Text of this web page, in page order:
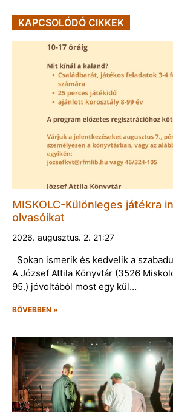
KAPCSOLÓDÓ CIKKEK
MISKOLC-Különleges játékra
olvasóikat
2026. augusztus. 2. 21:27
Sokan ismerik és kedvelik a
A József Attila Könyvtár (3526
95.) jóvoltából most egy kül…
BŐVEBBEN »